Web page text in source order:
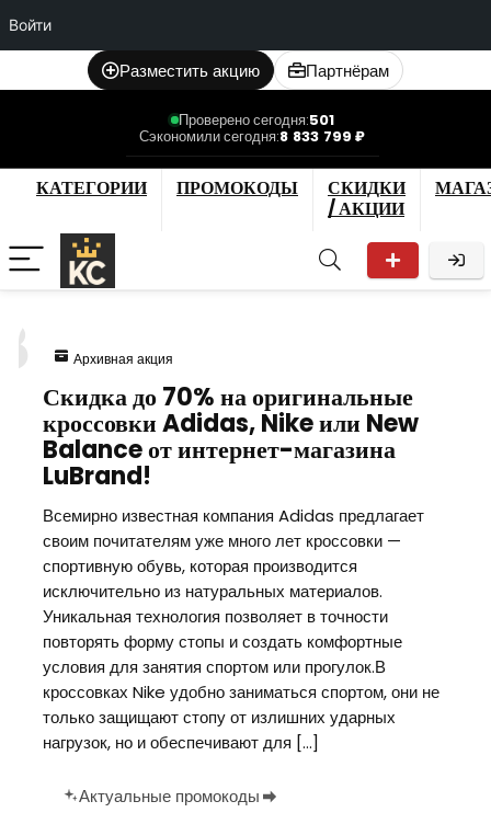
Войти
Разместить акцию Партнёрам
Проверено сегодня:501
Сэкономили сегодня:8 833 799 ₽
КАТЕГОРИИ ПРОМОКОДЫ
СКИДКИ
/ АКЦИИ
Архивная акция
Скидка до 70% на оригинальные
кроссовки Adidas, Nike или New
Balance от интернет-магазина
LuBrand!
Всемирно известная компания Adidas предлагает
своим почитателям уже много лет кроссовки —
спортивную обувь, которая производится
исключительно из натуральных материалов.
Уникальная технология позволяет в точности
повторять форму стопы и создать комфортные
условия для занятия спортом или прогулок.В
кроссовках Nike удобно заниматься спортом, они не
только защищают стопу от излишних ударных
нагрузок, но и обеспечивают для […]
Актуальные промокоды